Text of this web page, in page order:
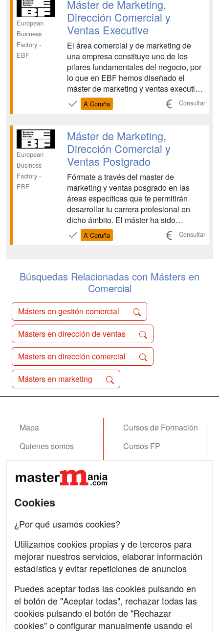
herramientas que emplean en su ...
European
Business
Factory -
EBF
Máster de Marketing,
Dirección Comercial y
Ventas Executive
El área comercial y de marketing de
una empresa constituye uno de los
pilares fundamentales del negocio, por
lo que en EBF hemos diseñado el
máster de marketing y ventas executive
con el objetivo de incorporar las
estrategias y herramientas más
en el centro de tu organización, como
impactarlo de manera efec...
A Coruña Consultar
European
Business
Factory -
EBF
Máster de Marketing,
Dirección Comercial y
Ventas Postgrado
Fórmate a través del master de
marketing y ventas posgrado en las
áreas específicas que te permitirán
desarrollar tu carrera profesional en
dicho ámbito. El máster ha sido
desarrollado por profesionales de larga
trayectoria expertos en marketing y
herramientas que emplean en su ...
A Coruña Consultar
Búsquedas Relacionadas con Másters en
Comercial
Másters en gestión comercial
Másters en dirección de ventas
Másters en dirección comercial
Másters en marketing
Mapa
Quienes somos
Acceso Usuarios
Acceso Centros
Cursos de Formación
Cursos FP
Contactar
Confidencialidad
Copyleft
SÍGUENOS EN:
Cookies
¿Por qué usamos cookies?
Utilizamos cookies propias y de terceros para
mejorar nuestros servicios, elaborar información
estadística y evitar repeticiones de anuncios
Puedes aceptar todas las cookies pulsando en
el botón de "Aceptar todas", rechazar todas las
cookies pulsando el botón de "Rechazar
cookies" o configurar manualmente usando el